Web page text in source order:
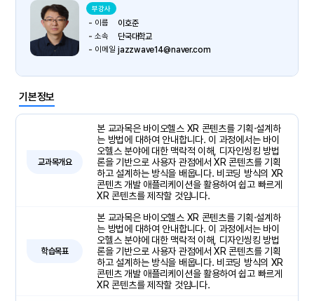
기본정보
교과목개요
본 교과목은 바이오헬스 XR 콘텐츠를 기획·설계하
는 방법에 대하여 안내합니다. 이 과정에서는 바이
오헬스 분야에 대한 맥락적 이해, 디자인씽킹 방법
론을 기반으로 사용자 관점에서 XR 콘텐츠를 기획
하고 설계하는 방식을 배웁니다. 비코딩 방식의 XR
콘텐츠 개발 애플리케이션을 활용하여 쉽고 빠르게
XR 콘텐츠를 제작할 것입니다.
학습목표
본 교과목은 바이오헬스 XR 콘텐츠를 기획·설계하
는 방법에 대하여 안내합니다. 이 과정에서는 바이
오헬스 분야에 대한 맥락적 이해, 디자인씽킹 방법
론을 기반으로 사용자 관점에서 XR 콘텐츠를 기획
하고 설계하는 방식을 배웁니다. 비코딩 방식의 XR
콘텐츠 개발 애플리케이션을 활용하여 쉽고 빠르게
XR 콘텐츠를 제작할 것입니다.
부강사
이름 이호준
소속 단국대학교
이메일 jazzwave14@naver.com